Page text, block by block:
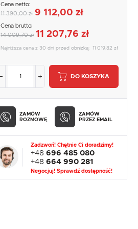
Cena netto:
11 390,00 zł 9 112,00 zł
Cena brutto:
14 009,70 zł 11 207,76 zł
Najniższa cena z 30 dni przed obniżką:11 019,82 zł
DO KOSZYKA
ZAMÓW
ROZMOWĘ
ZAMÓW
PRZEZ EMAIL
Zadzwoń! Chętnie Ci doradzimy!
+48 696 485 080
+48 664 990 281
Negocjuj! Sprawdź dostępność!